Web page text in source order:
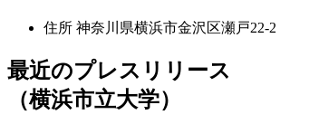
住所 神奈川県横浜市金沢区瀬戸22-2
最近のプレスリリース
（横浜市立大学）